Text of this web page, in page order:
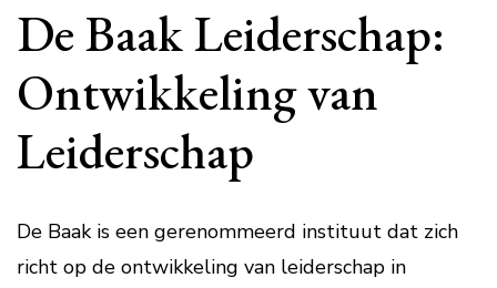
De Baak Leiderschap:
Ontwikkeling van
Leiderschap
De Baak is een gerenommeerd instituut dat zich
richt op de ontwikkeling van leiderschap in